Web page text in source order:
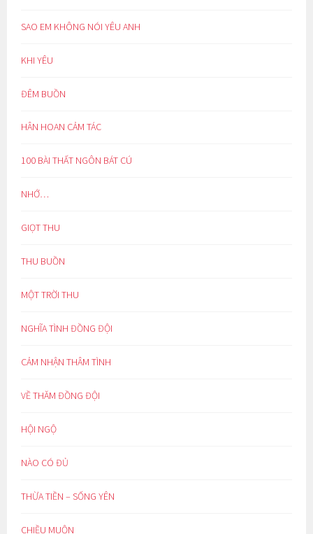
SAO EM KHÔNG NÓI YÊU ANH
KHI YÊU
ĐÊM BUỒN
HÂN HOAN CẢM TÁC
100 BÀI THẤT NGÔN BÁT CÚ
NHỚ…
GIỌT THU
THU BUỒN
MỘT TRỜI THU
NGHĨA TÌNH ĐỒNG ĐỘI
CẢM NHẬN THÂM TÌNH
VỀ THĂM ĐỒNG ĐỘI
HỘI NGỘ
NÀO CÓ ĐỦ
THỪA TIỀN – SỐNG YÊN
CHIỀU MUỘN